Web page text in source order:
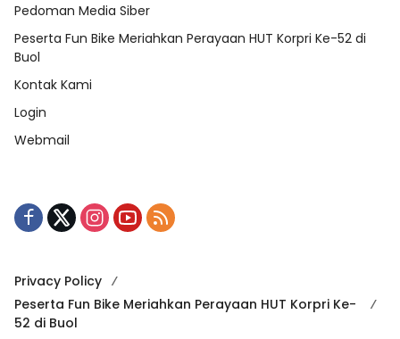
Pedoman Media Siber
Peserta Fun Bike Meriahkan Perayaan HUT Korpri Ke-52 di
Buol
Kontak Kami
Login
Webmail
Privacy Policy
Peserta Fun Bike Meriahkan Perayaan HUT Korpri Ke-
52 di Buol